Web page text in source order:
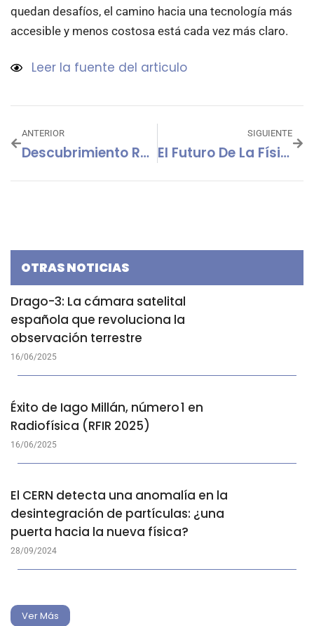
quedan desafíos, el camino hacia una tecnología más
accesible y menos costosa está cada vez más claro.
Leer la fuente del articulo
ANTERIOR
Descubrimiento Revolucionario: Efecto Hall Cuántico Fraccionario Anómalo En Grafeno
SIGUIENTE
El Futuro De La Física: Nuevas Medidas En El CERN Fortalecen El Modelo Estándar
OTRAS NOTICIAS
Drago-3: La cámara satelital
española que revoluciona la
observación terrestre
16/06/2025
Éxito de Iago Millán, número 1 en
Radiofísica (RFIR 2025)
16/06/2025
El CERN detecta una anomalía en la
desintegración de partículas: ¿una
puerta hacia la nueva física?
28/09/2024
Ver Más